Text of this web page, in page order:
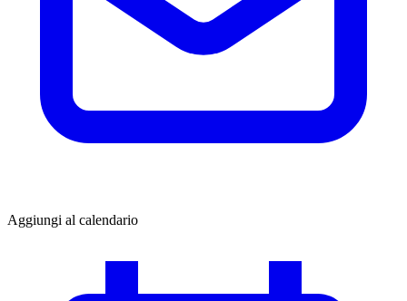
Aggiungi al calendario